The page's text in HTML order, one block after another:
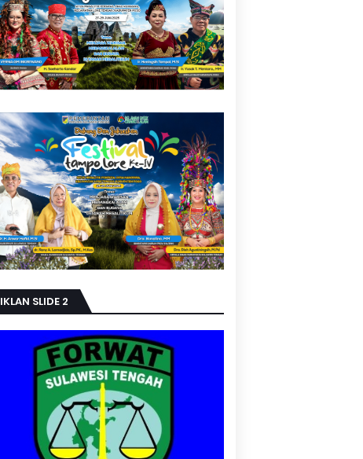
IKLAN SLIDE 2